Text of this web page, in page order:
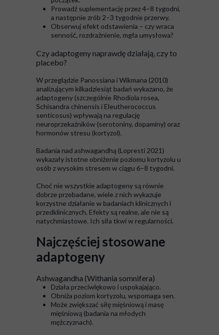
Prowadź suplementację przez 4–8 tygodni,
a następnie zrób 2–3 tygodnie przerwy.
Obserwuj efekt odstawienia – czy wraca
senność, rozdrażnienie, mgła umysłowa?
Czy adaptogeny naprawdę działają, czy to
placebo?
W przeglądzie Panossiana i Wikmana (2010)
analizującym kilkadziesiąt badań wykazano, że
adaptogeny (szczególnie Rhodiola rosea,
Schisandra chinensis i Eleutherococcus
senticosus) wpływają na regulację
neuroprzekaźników (serotoniny, dopaminy) oraz
hormonów stresu (kortyzol).
Badania nad ashwagandhą (Lopresti 2021)
wykazały istotne obniżenie poziomu kortyzolu u
osób z wysokim stresem w ciągu 6–8 tygodni.
Choć nie wszystkie adaptogeny są równie
dobrze przebadane, wiele z nich wykazuje
korzystne działanie w badaniach klinicznych i
przedklinicznych. Efekty są realne, ale nie są
natychmiastowe. Ich siła tkwi w regularności.
Najczęściej stosowane
adaptogeny
Ashwagandha (Withania somnifera)
Działa przeciwlękowo i uspokajająco.
Obniża poziom kortyzolu, wspomaga sen.
Może zwiększać siłę mięśniową i masę
mięśniową (badania na młodych
mężczyznach).